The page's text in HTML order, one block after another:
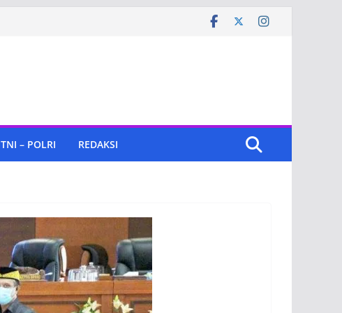
TNI – POLRI REDAKSI